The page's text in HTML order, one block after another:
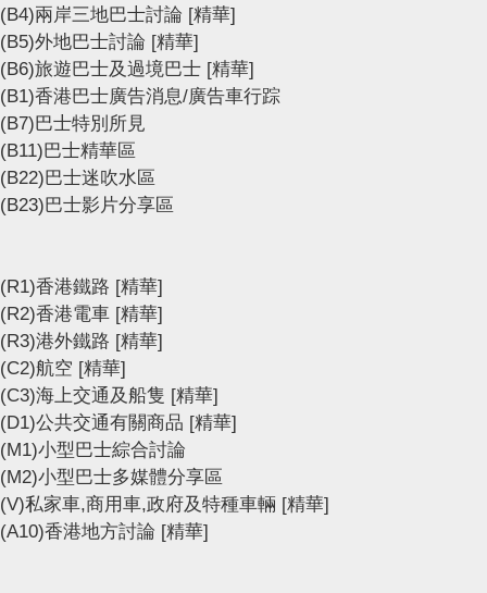
(B4)兩岸三地巴士討論 [精華]
(B5)外地巴士討論 [精華]
(B6)旅遊巴士及過境巴士 [精華]
(B1)香港巴士廣告消息/廣告車行踪
(B7)巴士特別所見
(B11)巴士精華區
(B22)巴士迷吹水區
(B23)巴士影片分享區
(R1)香港鐵路 [精華]
(R2)香港電車 [精華]
(R3)港外鐵路 [精華]
(C2)航空 [精華]
(C3)海上交通及船隻 [精華]
(D1)公共交通有關商品 [精華]
(M1)小型巴士綜合討論
(M2)小型巴士多媒體分享區
(V)私家車,商用車,政府及特種車輛 [精華]
(A10)香港地方討論 [精華]